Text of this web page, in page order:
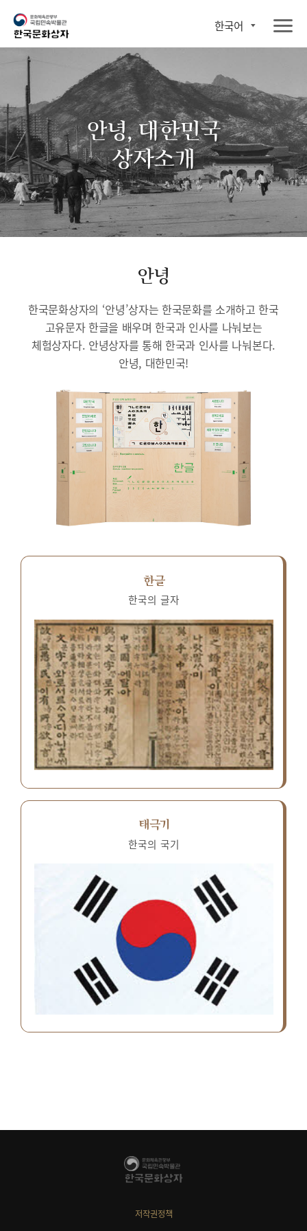
한국어
안녕, 대한민국
상자소개
안녕
한국문화상자의 ‘안녕’상자는 한국문화를 소개하고 한국
고유문자 한글을 배우며 한국과 인사를 나눠보는
체험상자다. 안녕상자를 통해 한국과 인사를 나눠본다.
안녕, 대한민국!
한글
한국의 글자
태극기
한국의 국기
저작권정책